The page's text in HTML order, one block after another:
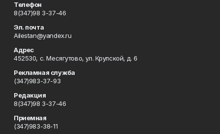
Телефон
8(347)98 3-37-46
Эл. почта
Ailestan@yandex.ru
Адрес
452530, с. Месягутово, ул. Крупской, д. 6
Рекламная служба
(347)983-37-93
Редакция
8(347)98 3-37-46
Приемная
(347)983-38-11